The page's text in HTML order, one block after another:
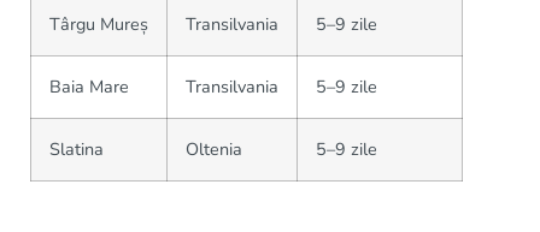
Târgu Mureș Transilvania 5–9 zile
Baia Mare Transilvania 5–9 zile
Slatina Oltenia 5–9 zile